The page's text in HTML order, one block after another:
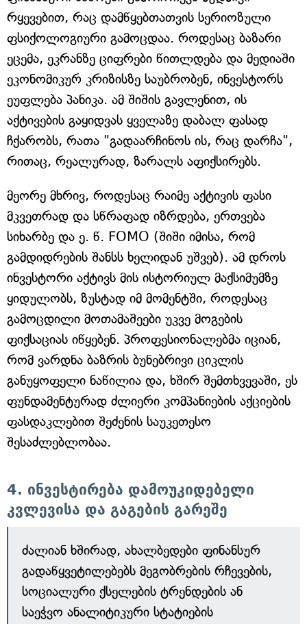
რყევებით, რაც დამწყებთათვის სერიოზული
ფსიქოლოგიური გამოცდაა. როდესაც ბაზარი
ეცემა, ეკრანზე ციფრები წითლდება და მედიაში
ეკონომიკურ კრიზისზე საუბრობენ, ინვესტორს
ეუფლება პანიკა. ამ შიშის გავლენით, ის
აქტივების გაყიდვას ყველაზე დაბალ ფასად
ჩქარობს, რათა "გადაარჩინოს ის, რაც დარჩა",
რითაც, რეალურად, ზარალს აფიქსირებს.
მეორე მხრივ, როდესაც რაიმე აქტივის ფასი
მკვეთრად და სწრაფად იზრდება, ერთვება
სიხარბე და ე. წ. FOMO (შიში იმისა, რომ
გამდიდრების შანსს ხელიდან უშვებ). ამ დროს
ინვესტორი აქტივს მის ისტორიულ მაქსიმუმზე
ყიდულობს, ზუსტად იმ მომენტში, როდესაც
გამოცდილი მოთამაშეები უკვე მოგების
ფიქსაციას იწყებენ. პროფესიონალებმა იციან,
რომ ვარდნა ბაზრის ბუნებრივი ციკლის
განუყოფელი ნაწილია და, ხშირ შემთხვევაში, ეს
ფუნდამენტურად ძლიერი კომპანიების აქციების
ფასდაკლებით შეძენის საუკეთესო
შესაძლებლობაა.
4. ინვესტირება დამოუკიდებელი
კვლევისა და გაგების გარეშე
ძალიან ხშირად, ახალბედები ფინანსურ
გადაწყვეტილებებს მეგობრების რჩევების,
სოციალური ქსელების ტრენდების ან
საეჭვო ანალიტიკური სტატიების